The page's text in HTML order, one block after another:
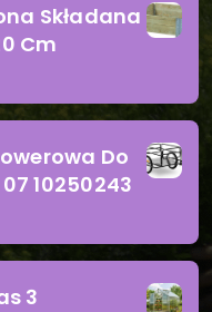
Składana
Cm
Do
10250243
3